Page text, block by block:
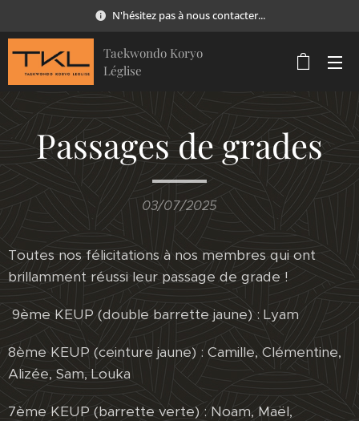
N'hésitez pas à nous contacter...
Taekwondo Koryo
Léglise
Passages de grades
03/07/2025
Toutes nos félicitations à nos membres qui ont
brillamment réussi leur passage de grade !
9ème KEUP (double barrette jaune) : Lyam
8ème KEUP (ceinture jaune) : Camille, Clémentine,
Alizée, Sam, Louka
7ème KEUP (barrette verte) : Noam, Maël,